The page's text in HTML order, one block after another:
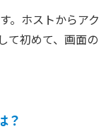
。ホストからアク
て初めて、画面の
？